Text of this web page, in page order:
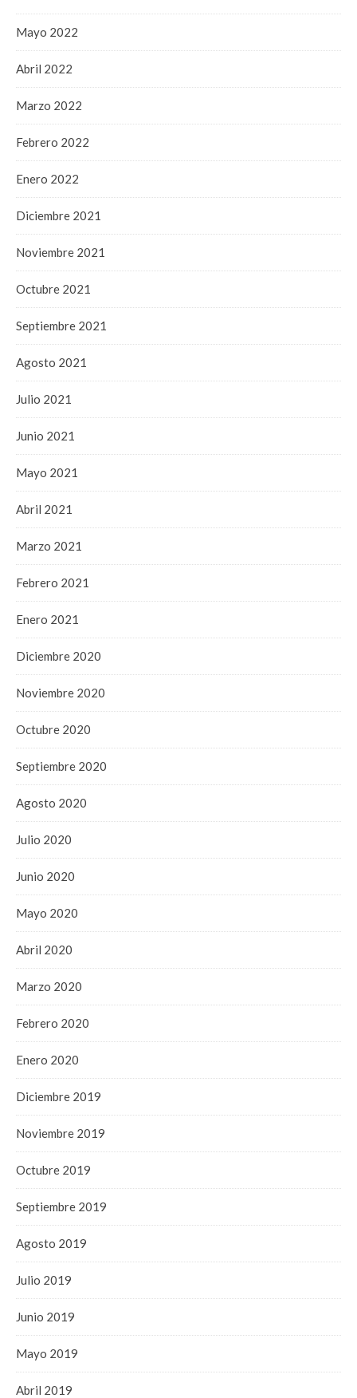
Mayo 2022
Abril 2022
Marzo 2022
Febrero 2022
Enero 2022
Diciembre 2021
Noviembre 2021
Octubre 2021
Septiembre 2021
Agosto 2021
Julio 2021
Junio 2021
Mayo 2021
Abril 2021
Marzo 2021
Febrero 2021
Enero 2021
Diciembre 2020
Noviembre 2020
Octubre 2020
Septiembre 2020
Agosto 2020
Julio 2020
Junio 2020
Mayo 2020
Abril 2020
Marzo 2020
Febrero 2020
Enero 2020
Diciembre 2019
Noviembre 2019
Octubre 2019
Septiembre 2019
Agosto 2019
Julio 2019
Junio 2019
Mayo 2019
Abril 2019